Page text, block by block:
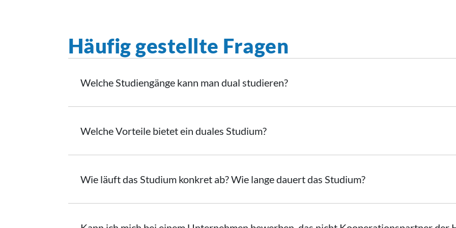
Häufig gestellte Fragen
Welche Studiengänge kann man dual studieren?
Welche Vorteile bietet ein duales Studium?
Wie läuft das Studium konkret ab? Wie lange dauert das Studium?